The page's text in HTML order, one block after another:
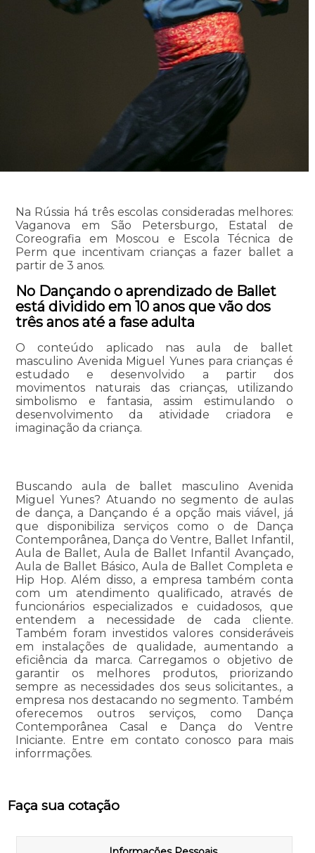
Na Rússia há três escolas consideradas melhores:
Vaganova em São Petersburgo, Estatal de
Coreografia em Moscou e Escola Técnica de
Perm que incentivam crianças a fazer ballet a
partir de 3 anos.
No Dançando o aprendizado de Ballet
está dividido em 10 anos que vão dos
três anos até a fase adulta
O conteúdo aplicado nas aula de ballet
masculino Avenida Miguel Yunes para crianças é
estudado e desenvolvido a partir dos
movimentos naturais das crianças, utilizando
simbolismo e fantasia, assim estimulando o
desenvolvimento da atividade criadora e
imaginação da criança.
Buscando aula de ballet masculino Avenida
Miguel Yunes? Atuando no segmento de aulas
de dança, a Dançando é a opção mais viável, já
que disponibiliza serviços como o de Dança
Contemporânea, Dança do Ventre, Ballet Infantil,
Aula de Ballet, Aula de Ballet Infantil Avançado,
Aula de Ballet Básico, Aula de Ballet Completa e
Hip Hop. Além disso, a empresa também conta
com um atendimento qualificado, através de
funcionários especializados e cuidadosos, que
entendem a necessidade de cada cliente.
Também foram investidos valores consideráveis
em instalações de qualidade, aumentando a
eficiência da marca. Carregamos o objetivo de
garantir os melhores produtos, priorizando
sempre as necessidades dos seus solicitantes., a
empresa nos destacando no segmento. Também
oferecemos outros serviços, como Dança
Contemporânea Casal e Dança do Ventre
Iniciante. Entre em contato conosco para mais
inforrmações.
Faça sua cotação